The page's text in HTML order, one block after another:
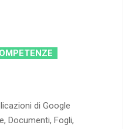
di Google
Documenti, Fogli,